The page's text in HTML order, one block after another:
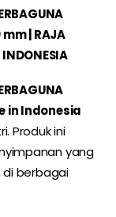
mm | RAJA
INDONESIA
in Indonesia
Produk ini
yang
di berbagai